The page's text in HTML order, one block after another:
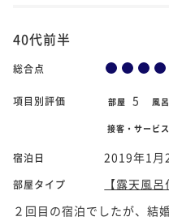
40代前半
総合点
項目別評価 部屋 5 風呂
接客・サービス
宿泊日 2019年1月
部屋タイプ
【露天風
２回目の宿泊でしたが、結